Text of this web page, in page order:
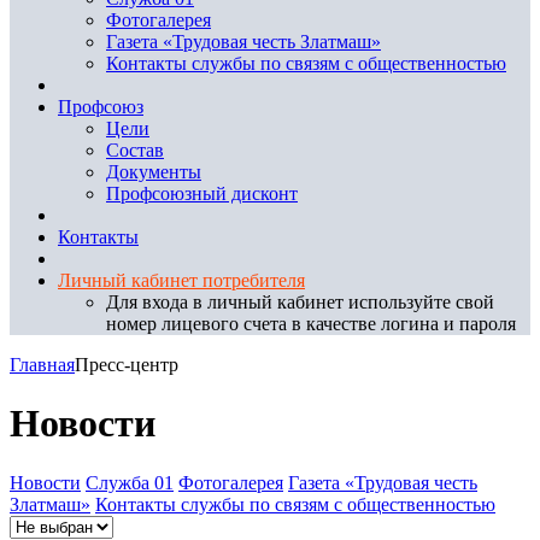
Фотогалерея
Газета «Трудовая честь Златмаш»
Контакты службы по связям с общественностью
Профсоюз
Цели
Состав
Документы
Профсоюзный дисконт
Контакты
Личный кабинет потребителя
Для входа в личный кабинет используйте свой
номер лицевого счета в качестве логина и пароля
ГлавнаяПресс-центр
Новости
Новости Служба 01 Фотогалерея Газета «Трудовая честь
Златмаш» Контакты службы по связям с общественностью